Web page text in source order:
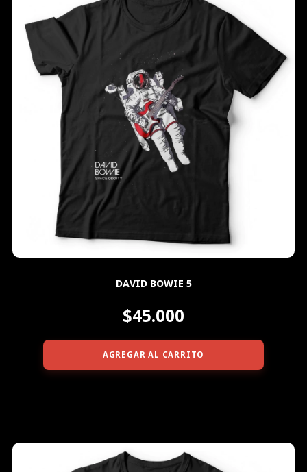
DAVID BOWIE 5
$45.000
AGREGAR AL CARRITO